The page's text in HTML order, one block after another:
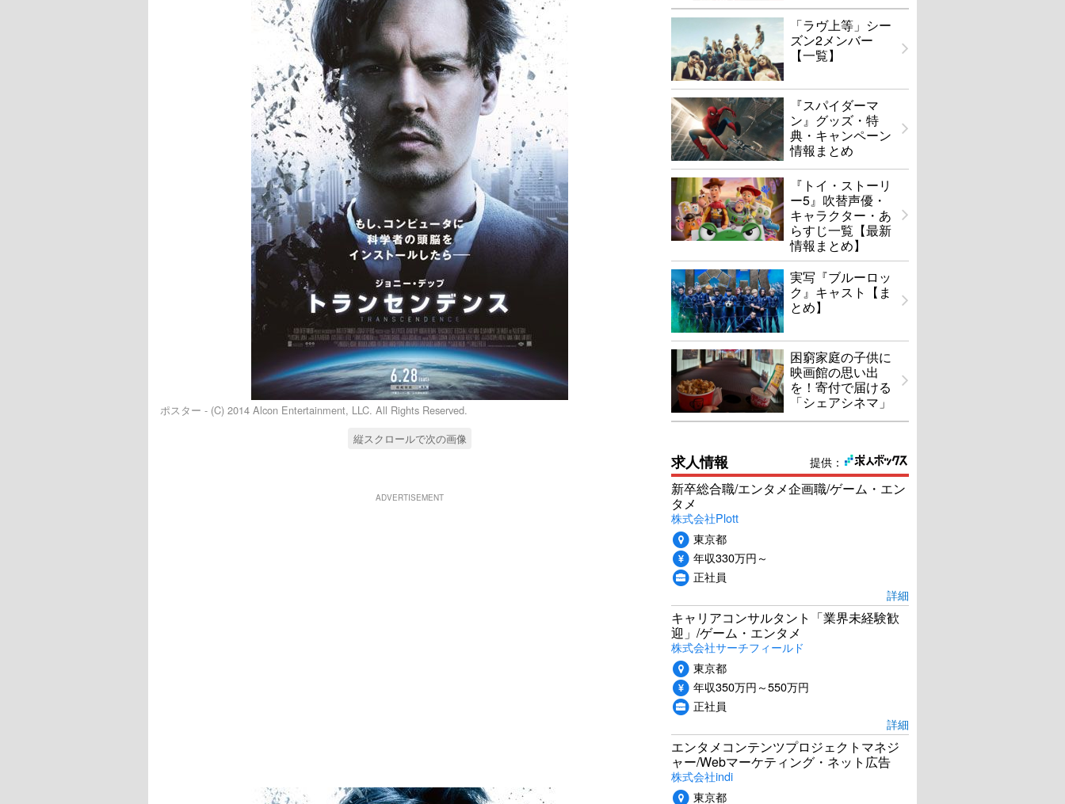
ポスター - (C) 2014 Alcon Entertainment, LLC. All Rights Reserved.
縦スクロールで次の画像
ADVERTISEMENT
「ラヴ上等」シー
ズン2メンバー
【一覧】
『スパイダーマ
ン』グッズ・特
典・キャンペーン
情報まとめ
『トイ・ストーリ
ー5』吹替声優・
キャラクター・あ
らすじ一覧【最新
情報まとめ】
実写『ブルーロッ
ク』キャスト【ま
とめ】
困窮家庭の子供に
映画館の思い出
を！寄付で届ける
「シェアシネマ」
提供：
求人情報
新卒総合職/エンタメ企画職/ゲーム・エン
タメ
株式会社Plott
東京都
年収330万円～
正社員
詳細
キャリアコンサルタント「業界未経験歓
迎」/ゲーム・エンタメ
株式会社サーチフィールド
東京都
年収350万円～550万円
正社員
詳細
エンタメコンテンツプロジェクトマネジ
ャー/Webマーケティング・ネット広告
株式会社indi
東京都